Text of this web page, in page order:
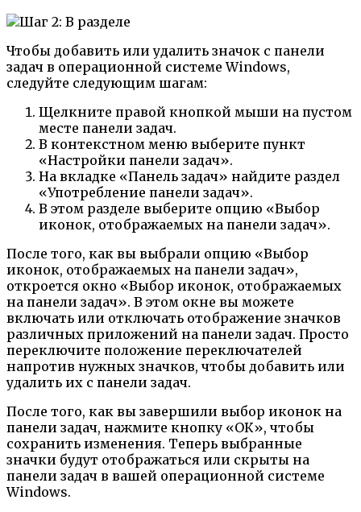
Чтобы добавить или удалить значок с панели
задач в операционной системе Windows,
следуйте следующим шагам:
Щелкните правой кнопкой мыши на пустом
месте панели задач.
В контекстном меню выберите пункт
«Настройки панели задач».
На вкладке «Панель задач» найдите раздел
«Употребление панели задач».
В этом разделе выберите опцию «Выбор
иконок, отображаемых на панели задач».
После того, как вы выбрали опцию «Выбор
иконок, отображаемых на панели задач»,
откроется окно «Выбор иконок, отображаемых
на панели задач». В этом окне вы можете
включать или отключать отображение значков
различных приложений на панели задач. Просто
переключите положение переключателей
напротив нужных значков, чтобы добавить или
удалить их с панели задач.
После того, как вы завершили выбор иконок на
панели задач, нажмите кнопку «ОК», чтобы
сохранить изменения. Теперь выбранные
значки будут отображаться или скрыты на
панели задач в вашей операционной системе
Windows.